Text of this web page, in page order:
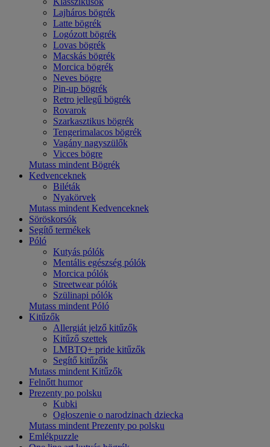
Lajháros bögrék
Latte bögrék
Logózott bögrék
Lovas bögrék
Macskás bögrék
Morcica bögrék
Neves bögre
Pin-up bögrék
Retro jellegű bögrék
Rovarok
Szarkasztikus bögrék
Tengerimalacos bögrék
Vagány nagyszülők
Vicces bögre
Mutass mindent Bögrék
Kedvenceknek
Biléták
Nyakörvek
Mutass mindent Kedvenceknek
Söröskorsók
Segítő termékek
Póló
Kutyás pólók
Mentális egészség pólók
Morcica pólók
Streetwear pólók
Szülinapi pólók
Mutass mindent Póló
Kitűzők
Allergiát jelző kitűzők
Kitűző szettek
LMBTQ+ pride kitűzők
Segítő kitűzők
Mutass mindent Kitűzők
Felnőtt humor
Prezenty po polsku
Kubki
Ogłoszenie o narodzinach dziecka
Mutass mindent Prezenty po polsku
Emlékpuzzle